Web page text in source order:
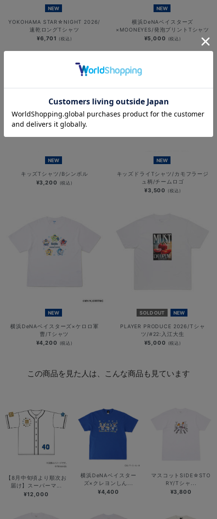
NEW
YOKOHAMA STAR☆NIGHT 2026/
速乾ロングTシャツ
¥6,701 (税込)
NEW
横浜DeNAベイスターズ
×MOONEYES/発泡プリントTシャツ
¥5,000 (税込)
NEW
キッズTシャツ/Bシンボル
¥3,200 (税込)
NEW
キッズドライTシャツ/カモフラージ
ュ柄/チームロゴ
¥3,500 (税込)
NEW
横浜DeNAベイスターズ×ケロロ軍
曹/Tシャツ
¥4,200 (税込)
SOLD OUT NEW
PLAYER PRODUCE 2026/Tシャ
ツ/#22:入江大生
¥5,000 (税込)
この商品を見た人は、こんな商品も見ています
【8月中旬頃より順次お
届け】スーパーマ...
¥12,000
横浜DeNAベイスター
ズ×クレヨンしん...
¥4,400
マスコットSIDE☆STO
RY/Tシャ...
¥3,800